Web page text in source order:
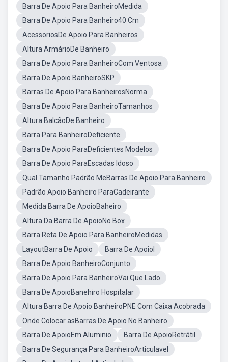
Barra De Apoio Para BanheiroMedida
Barra De Apoio Para Banheiro40 Cm
AcessoriosDe Apoio Para Banheiros
Altura ArmárioDe Banheiro
Barra De Apoio Para BanheiroCom Ventosa
Barra De Apoio BanheiroSKP
Barras De Apoio Para BanheirosNorma
Barra De Apoio Para BanheiroTamanhos
Altura BalcãoDe Banheiro
Barra Para BanheiroDeficiente
Barra De Apoio ParaDeficientes Modelos
Barra De Apoio ParaEscadas Idoso
Qual Tamanho Padrão MeBarras De Apoio Para Banheiro
Padrão Apoio Banheiro ParaCadeirante
Medida Barra De ApoioBaheiro
Altura Da Barra De ApoioNo Box
Barra Reta De Apoio Para BanheiroMedidas
LayoutBarra De Apoio
Barra De ApoioI
Barra De Apoio BanheiroConjunto
Barra De Apoio Para BanheiroVai Que Lado
Barra De ApoioBanehiro Hospitalar
Altura Barra De Apoio BanheiroPNE Com Caixa Acobrada
Onde Colocar asBarras De Apoio No Banheiro
Barra De ApoioEm Aluminio
Barra De ApoioRetrátil
Barra De Segurança Para BanheiroArticulavel